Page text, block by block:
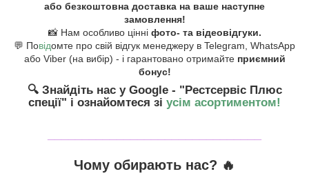
або безкоштовна доставка на ваше наступне
замовлення!
📸 Нам особливо цінні фото- та відеовідгуки.
💬 Повідомте про свій відгук менеджеру в Telegram, WhatsApp
або Viber (на вибір) - і гарантовано отримайте приємний
бонус!
🔍 Знайдіть нас у Google - "Рестсервіс Плюс
спеції" і ознайомтеся зі усім асортиментом!
Чому обирають нас? 🔥